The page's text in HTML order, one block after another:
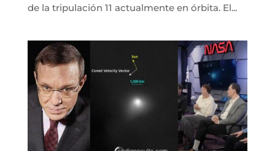
de la tripulación 11 actualmente en órbita. El...